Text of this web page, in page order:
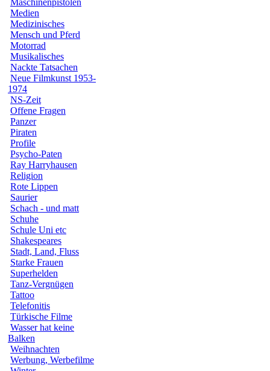
Maschinenpistolen
Medien
Medizinisches
Mensch und Pferd
Motorrad
Musikalisches
Nackte Tatsachen
Neue Filmkunst 1953-
1974
NS-Zeit
Offene Fragen
Panzer
Piraten
Profile
Psycho-Paten
Ray Harryhausen
Religion
Rote Lippen
Saurier
Schach - und matt
Schuhe
Schule Uni etc
Shakespeares
Stadt, Land, Fluss
Starke Frauen
Superhelden
Tanz-Vergnügen
Tattoo
Telefonitis
Türkische Filme
Wasser hat keine
Balken
Weihnachten
Werbung, Werbefilme